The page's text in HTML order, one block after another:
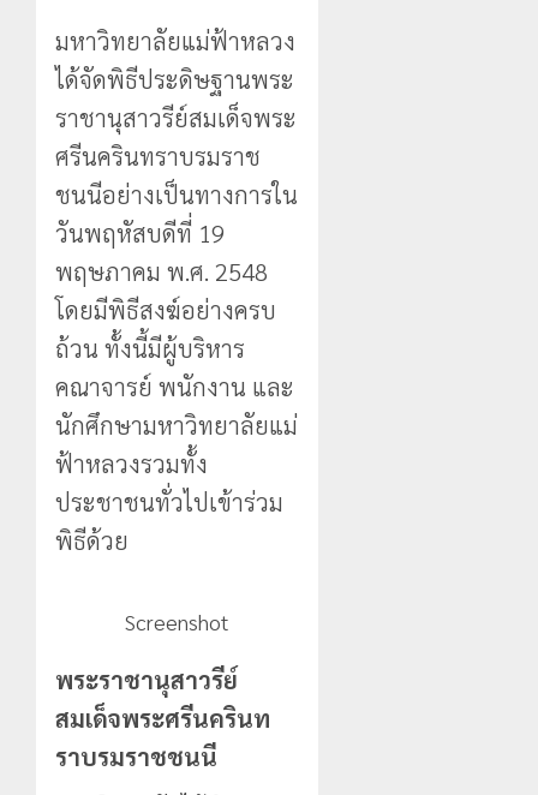
มหาวิทยาลัยแม่ฟ้าหลวง
ได้จัดพิธีประดิษฐานพระ
ราชานุสาวรีย์สมเด็จพระ
ศรีนครินทราบรมราช
ชนนีอย่างเป็นทางการใน
วันพฤหัสบดีที่ 19
พฤษภาคม พ.ศ. 2548
โดยมีพิธีสงฆ์อย่างครบ
ถ้วน ทั้งนี้มีผู้บริหาร
คณาจารย์ พนักงาน และ
นักศึกษามหาวิทยาลัยแม่
ฟ้าหลวงรวมทั้ง
ประชาชนทั่วไปเข้าร่วม
พิธีด้วย
Screenshot
พระราชานุสาวรีย์
สมเด็จพระศรีนครินท
ราบรมราชชนนี